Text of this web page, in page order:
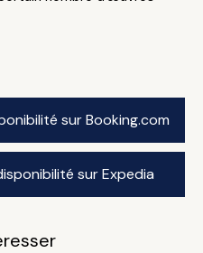
sur Booking.com
sur Expedia